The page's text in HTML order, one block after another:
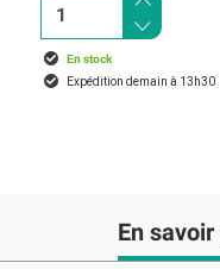
En stock
Expédition demain à 13h30
En